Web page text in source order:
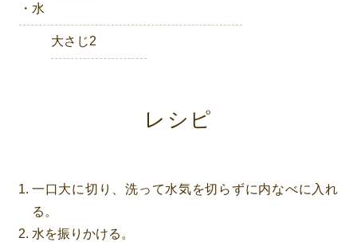
・水
大さじ2
レシピ
一口大に切り、洗って水気を切らずに内なべに入れ
る。
水を振りかける。